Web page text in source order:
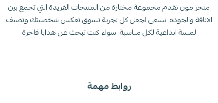
روابط مهمة
متجر مون نقدم مجموعة مختارة من المنتجات الفريدة التي تجمع بين
الاناقة والجودة. نسعى لجعل كل تجربة تسوق تعكس شخصيتك وتضيف
لمسة ابداعية لكل مناسبة. سواء كنت تبحث عن هدايا فاخرة